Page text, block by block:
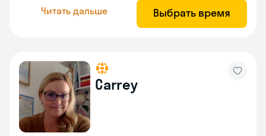
Читать дальше Выбрать время
Carrey